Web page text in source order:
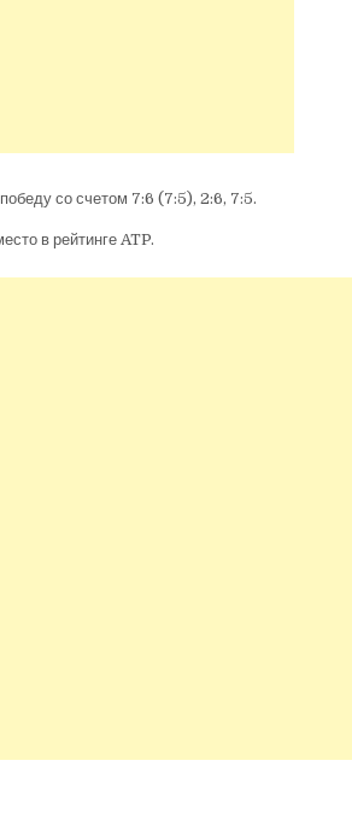
со счетом 7:6 (7:5), 2:6, 7:5.
в рейтинге ATP.